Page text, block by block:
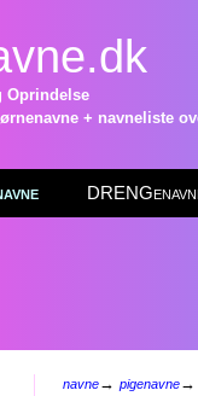
Oprindelse
+ navneliste
navne→ pigenavne→